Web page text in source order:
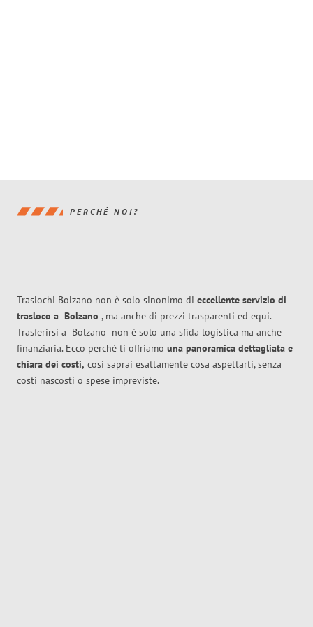
PERCHÉ NOI?
Traslochi Bolzano non è solo sinonimo di eccellente servizio di
trasloco a Bolzano , ma anche di prezzi trasparenti ed equi.
Trasferirsi a Bolzano non è solo una sfida logistica ma anche
finanziaria. Ecco perché ti offriamo una panoramica dettagliata e
chiara dei costi, così saprai esattamente cosa aspettarti, senza
costi nascosti o spese impreviste.